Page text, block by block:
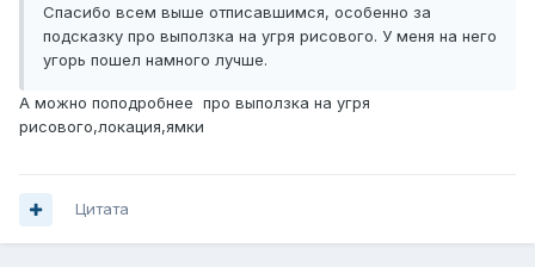
Спасибо всем выше отписавшимся, особенно за
подсказку про выползка на угря рисового. У меня на него
угорь пошел намного лучше.
А можно поподробнее про выползка на угря
рисового,локация,ямки
Цитата